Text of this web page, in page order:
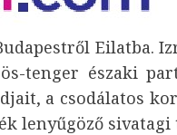
Eilatba.
tenger északi
a csodálatos
lenyűgöző sivatagi